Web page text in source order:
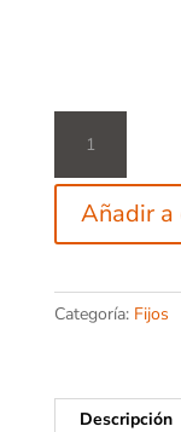
cantidad
Añadir a
Categoría: Fijos
Descripción